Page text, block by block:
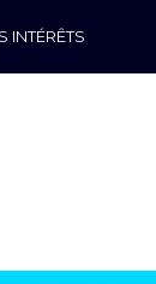
INTÉRÊTS